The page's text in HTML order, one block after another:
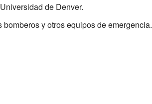
de Denver.
y otros equipos de emergencia.